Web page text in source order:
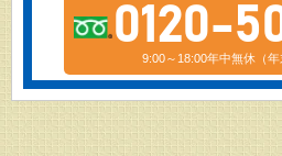
0120-
9:00～18:00年中無休（年